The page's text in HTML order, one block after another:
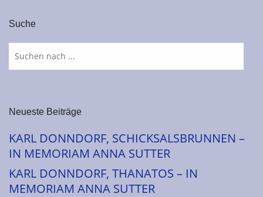
Suche
Neueste Beiträge
KARL DONNDORF, SCHICKSALSBRUNNEN –
IN MEMORIAM ANNA SUTTER
KARL DONNDORF, THANATOS – IN
MEMORIAM ANNA SUTTER